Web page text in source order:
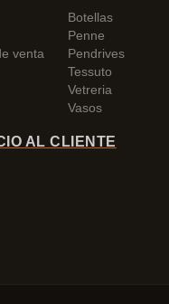
venta
Botellas
Penne
Pendrives
Tessuto
Vetreria
Vasos
AL CLIENTE